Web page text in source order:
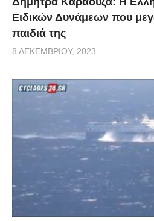
Ειδικών Δυνάμεων που
παιδιά της
8 ΔΕΚΕΜΒΡΊΟΥ, 2023